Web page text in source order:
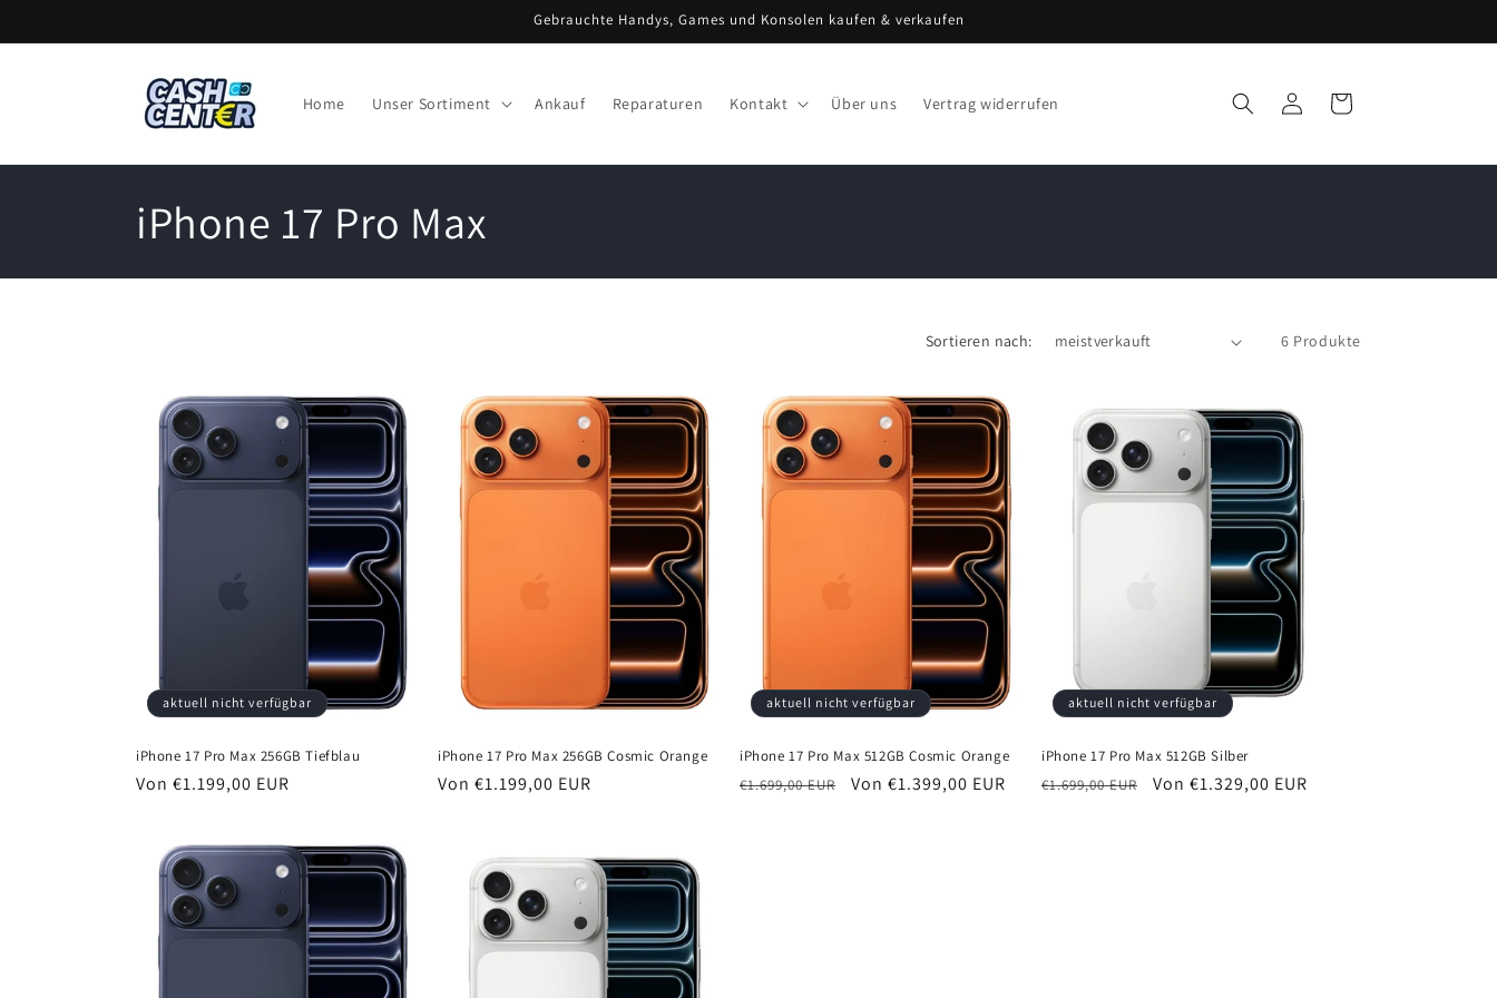
Inhalt
Gebrauchte Handys, Games und Konsolen kaufen & verkaufen
Home Unser Sortiment Ankauf Reparaturen Kontakt Über uns Vertrag widerrufen EinloggenWarenkorb
K
a
o
e
:
iPhone 17 Pro Max
Sortieren nach: 6 Produkte
aktuell nicht verfügbar
iPhone 17 Pro Max 256GB Tiefblau
Normaler
Von €1.199,00 EUR
iPhone 17 Pro Max 256GB Cosmic Orange
Normaler
Von €1.199,00 EUR
aktuell nicht verfügbar
iPhone 17 Pro Max 512GB Cosmic Orange
Normaler
€1.699,00 EUR Verkaufspreis
Von €1.399,00 EUR
aktuell nicht verfügbar
iPhone 17 Pro Max 512GB Silber
Normaler
€1.699,00 EUR Verkaufspreis
Von €1.329,00 EUR